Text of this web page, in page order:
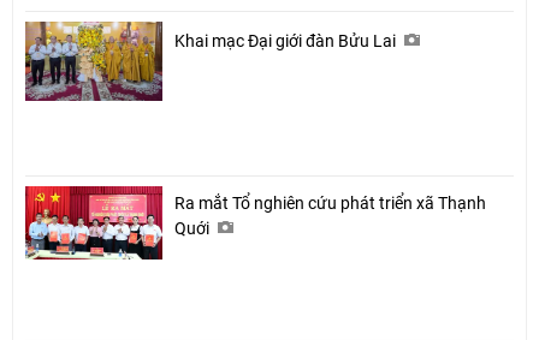
Khai mạc Đại giới đàn Bửu Lai
Ra mắt Tổ nghiên cứu phát triển xã Thạnh
Quới